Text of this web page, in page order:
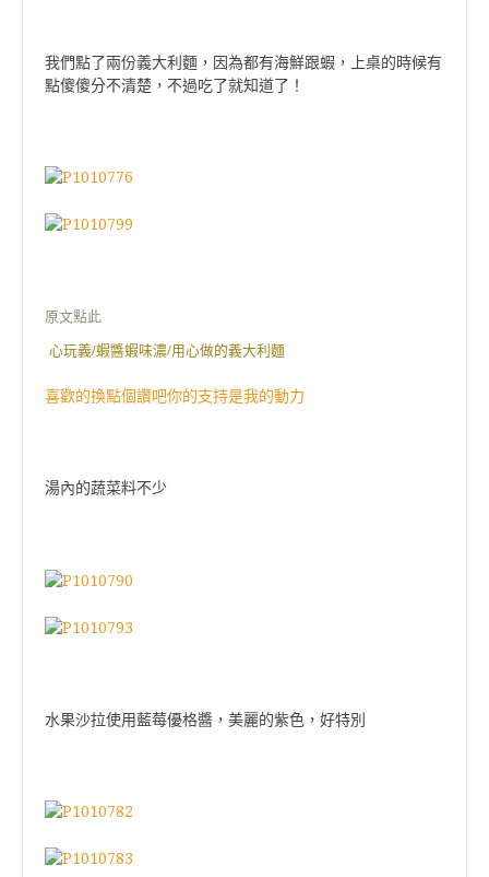
我們點了兩份義大利麵，因為都有海鮮跟蝦，上桌的時候有
點傻傻分不清楚，不過吃了就知道了！
原文點此
心玩義/蝦醬蝦味濃/用心做的義大利麵
喜歡的換點個讚吧你的支持是我的動力
湯內的蔬菜料不少
水果沙拉使用藍莓優格醬，美麗的紫色，好特別